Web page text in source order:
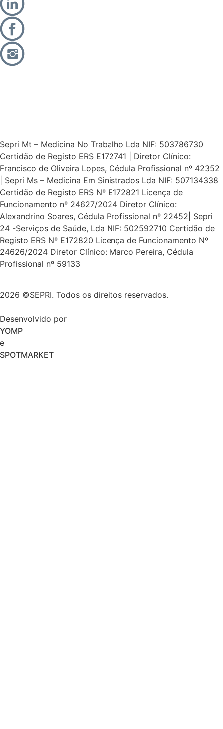
Sepri Mt – Medicina No Trabalho Lda NIF: 503786730
Certidão de Registo ERS E172741 | Diretor Clínico:
Francisco de Oliveira Lopes, Cédula Profissional nº 42352
| Sepri Ms – Medicina Em Sinistrados Lda NIF: 507134338
Certidão de Registo ERS Nº E172821 Licença de
Funcionamento nº 24627/2024 Diretor Clínico:
Alexandrino Soares, Cédula Profissional nº 22452| Sepri
24 -Serviços de Saúde, Lda NIF: 502592710 Certidão de
Registo ERS Nº E172820 Licença de Funcionamento Nº
24626/2024 Diretor Clínico: Marco Pereira, Cédula
Profissional nº 59133
2026 ©SEPRI. Todos os direitos reservados.
Desenvolvido por
YOMP
e
SPOTMARKET